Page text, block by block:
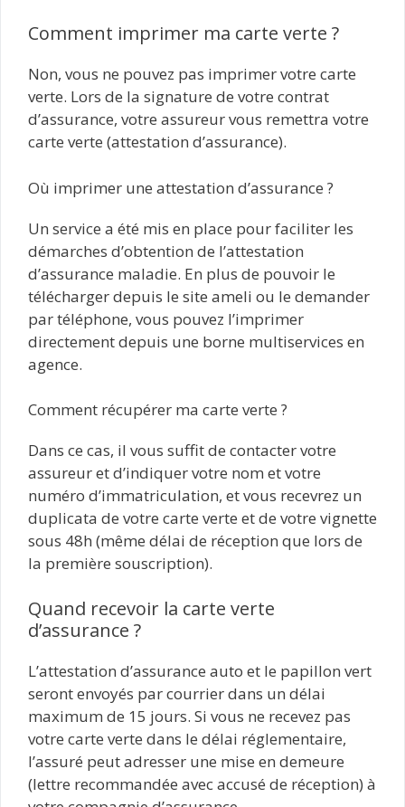
Comment imprimer ma carte verte ?
Non, vous ne pouvez pas imprimer votre carte
verte. Lors de la signature de votre contrat
d’assurance, votre assureur vous remettra votre
carte verte (attestation d’assurance).
Où imprimer une attestation d’assurance ?
Un service a été mis en place pour faciliter les
démarches d’obtention de l’attestation
d’assurance maladie. En plus de pouvoir le
télécharger depuis le site ameli ou le demander
par téléphone, vous pouvez l’imprimer
directement depuis une borne multiservices en
agence.
Comment récupérer ma carte verte ?
Dans ce cas, il vous suffit de contacter votre
assureur et d’indiquer votre nom et votre
numéro d’immatriculation, et vous recevrez un
duplicata de votre carte verte et de votre vignette
sous 48h (même délai de réception que lors de
la première souscription).
Quand recevoir la carte verte
d’assurance ?
L’attestation d’assurance auto et le papillon vert
seront envoyés par courrier dans un délai
maximum de 15 jours. Si vous ne recevez pas
votre carte verte dans le délai réglementaire,
l’assuré peut adresser une mise en demeure
(lettre recommandée avec accusé de réception) à